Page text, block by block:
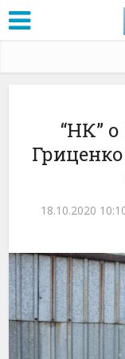
“НК”
18.10.2020